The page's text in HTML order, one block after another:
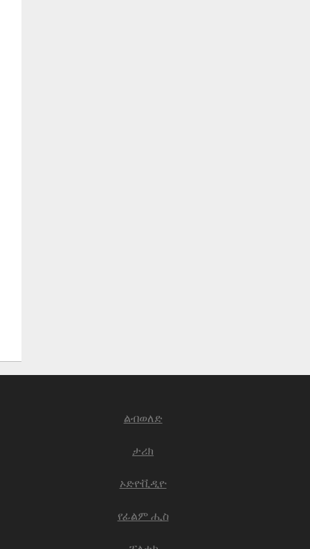
ልብወለድ
ታሪክ
ኦድዮቪዲዮ
የፊልም ሒስ